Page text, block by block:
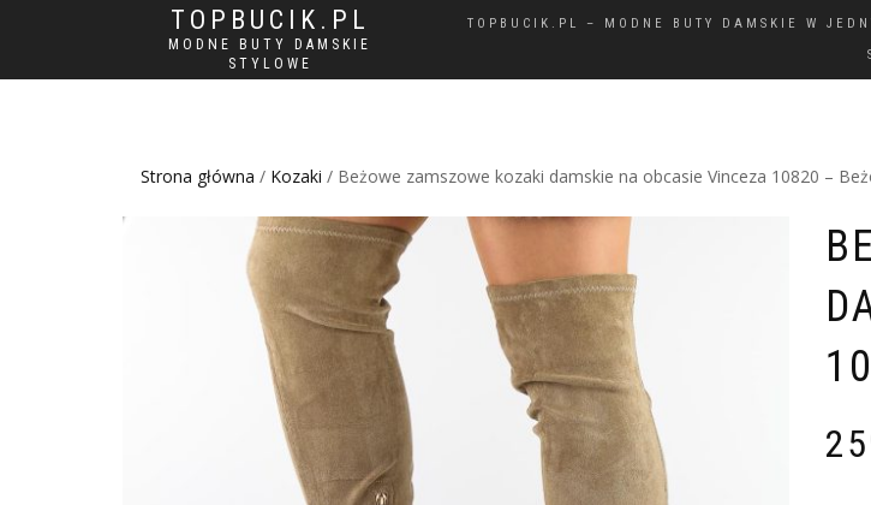
TOPBUCIK.PL
MODNE BUTY DAMSKIE
STYLOWE
TOPBUCIK.PL – MODNE BUTY DAMSKIE W
Strona główna / Kozaki / Beżowe zamszowe kozaki damskie na obcasie Vinceza 10820 –